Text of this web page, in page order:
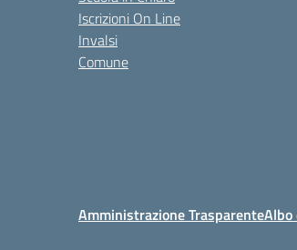
Iscrizioni On Line
Invalsi
Comune
Amministrazione TrasparenteAlbo